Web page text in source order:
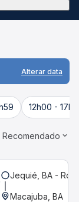
Alterar data
12h00 -
Recomendado
Jequié, BA -
Macajuba, BA